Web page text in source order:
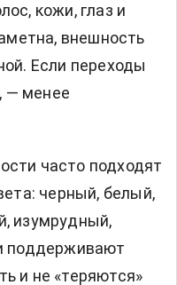
кожи, глаз и
внешность
Если переходы
— менее
часто подходят
черный, белый,
изумрудный,
поддерживают
и не «теряются»